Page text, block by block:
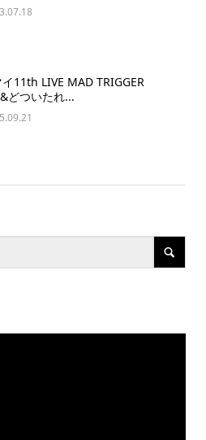
イ11th LIVE MAD TRIGGER
どついたれ...